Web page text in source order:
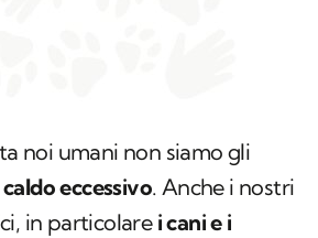
noi umani non siamo gli
eccessivo. Anche i nostri
in particolare i cani e i